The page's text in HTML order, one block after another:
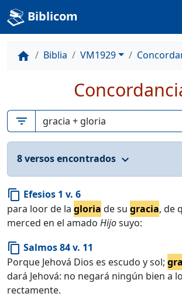
Biblicom
home Biblia VM1929
filter_list
8 versos encontrados expand_more
content_copy Efesios 1 v. 6
para loor de la gloria de su gracia, de
merced en el amado Hijosuyo:
content_copy Salmos 84 v. 11
Porque Jehová Dios es escudo y sol;
dará Jehová: no negará ningún bien a
rectamente.